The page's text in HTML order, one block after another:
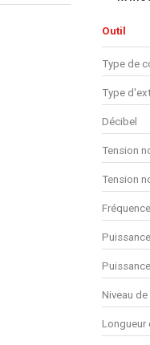
Outil
Type de
Type
Décibel
Tension
Tension
Niveau
Longueur